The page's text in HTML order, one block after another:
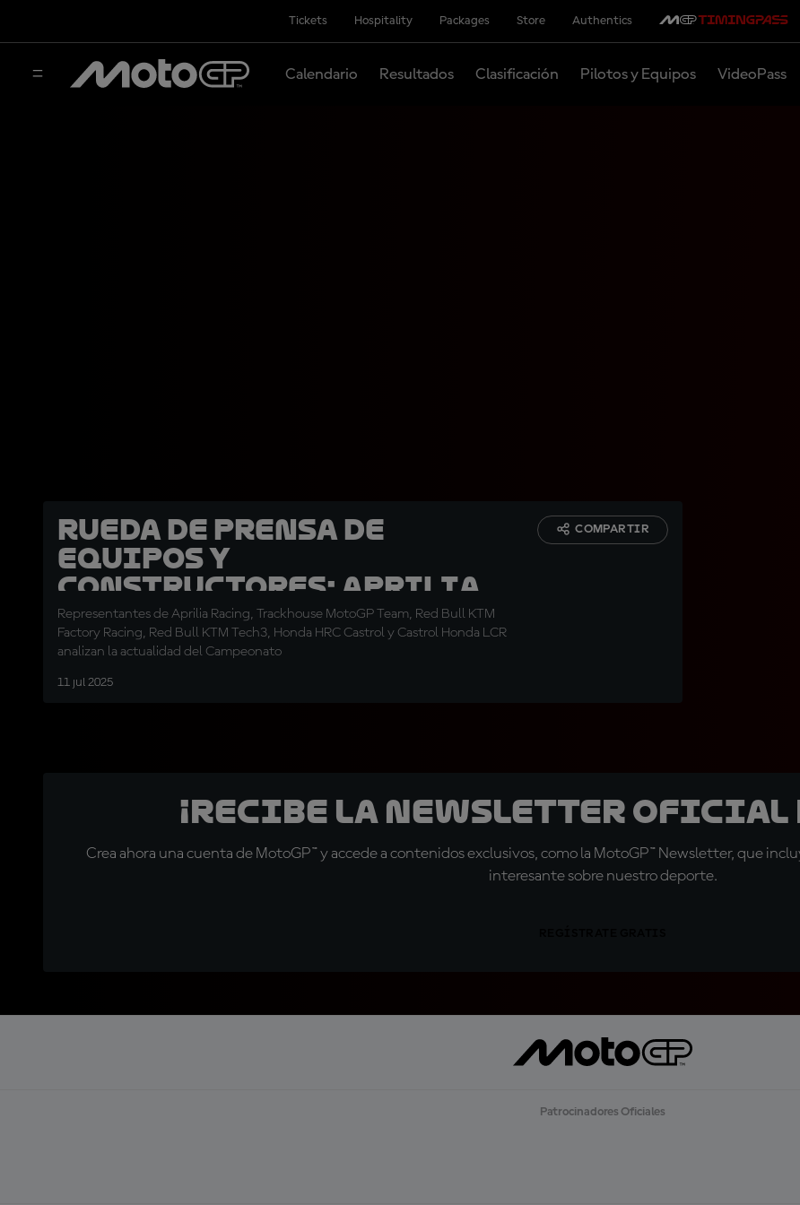
Tickets Hospitality Packages Store Authentics
Calendario Resultados Clasificación Pilotos y Equipos VideoPass
Rueda de prensa de
Equipos y
Constructores: Aprilia,
KTM y Honda
Representantes de Aprilia Racing, Trackhouse MotoGP Team, Red Bull KTM
Factory Racing, Red Bull KTM Tech3, Honda HRC Castrol y Castrol Honda LCR
analizan la actualidad del Campeonato
11 jul 2025
COMPARTIR
¡Recibe la Newsletter oficial
Crea ahora una cuenta de MotoGP™ y accede a contenidos exclusivos, como la MotoGP™ Newsletter, que
interesante sobre nuestro deporte.
Patrocinadores Oficiales